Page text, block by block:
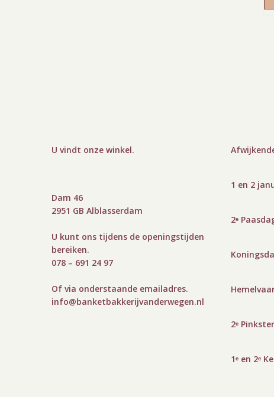
U vindt onze winkel.
Dam 46
2951 GB Alblasserdam
U kunt ons tijdens de openingstijden
bereiken.
078 – 691 24 97
Of via onderstaande emailadres.
info@banketbakkerijvanderwegen.nl
1 en 2
2ᵉ
2ᵉ
1ᵉ en 2ᵉ